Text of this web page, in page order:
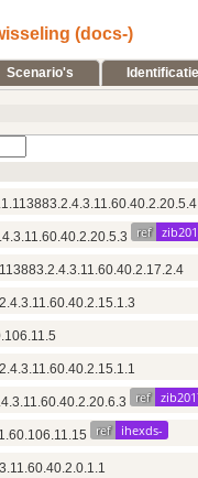
(docs-)
Scenario's
ref
ref
ref ihexds-